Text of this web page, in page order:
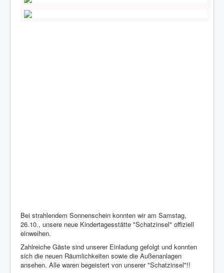
Bei strahlendem Sonnenschein konnten wir am Samstag,
26.10., unsere neue Kindertagesstätte "Schatzinsel" offiziell
einweihen.
Zahlreiche Gäste sind unserer Einladung gefolgt und konnten
sich die neuen Räumlichkeiten sowie die Außenanlagen
ansehen. Alle waren begeistert von unserer "Schatzinsel"!!